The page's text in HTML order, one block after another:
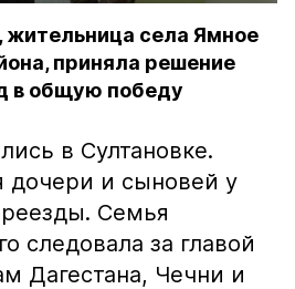
села Ямное
приняла решение
в общую победу
в Султановке.
дочери и сыновей у
Семья
следовала за главой
Дагестана, Чечни и